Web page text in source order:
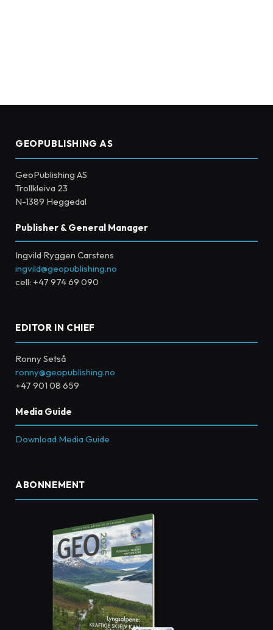
GEOPUBLISHING AS
GeoPublishing AS
Trollkleiva 23
N-1389 Heggedal
Publisher & General Manager
Ingvild Ryggen Carstens
ingvild@geopublishing.no
cell: +47 974 69 090
EDITOR IN CHIEF
Ronny Setså
ronny@geopublishing.no
+47 901 08 659
Media Guide
Download Media Guide
ABONNEMENT